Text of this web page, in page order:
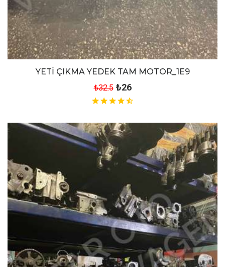
YETİ ÇIKMA YEDEK TAM MOTOR_1E9
₺32.5 ₺26